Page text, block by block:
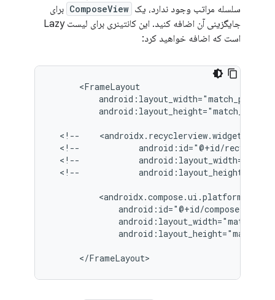
سلسله مراتب وجود ندارد، یک ComposeView برای
جایگزینی آن اضافه کنید. این کانتینری برای لیست Lazy
است که اضافه خواهید کرد:
<!--
<!--
<!--
<!--